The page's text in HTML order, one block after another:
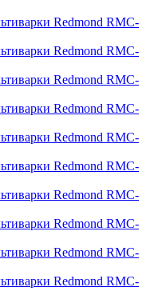
Redmond RMC-
Redmond RMC-
Redmond RMC-
Redmond RMC-
Redmond RMC-
Redmond RMC-
Redmond RMC-
Redmond RMC-
Redmond RMC-
Redmond RMC-